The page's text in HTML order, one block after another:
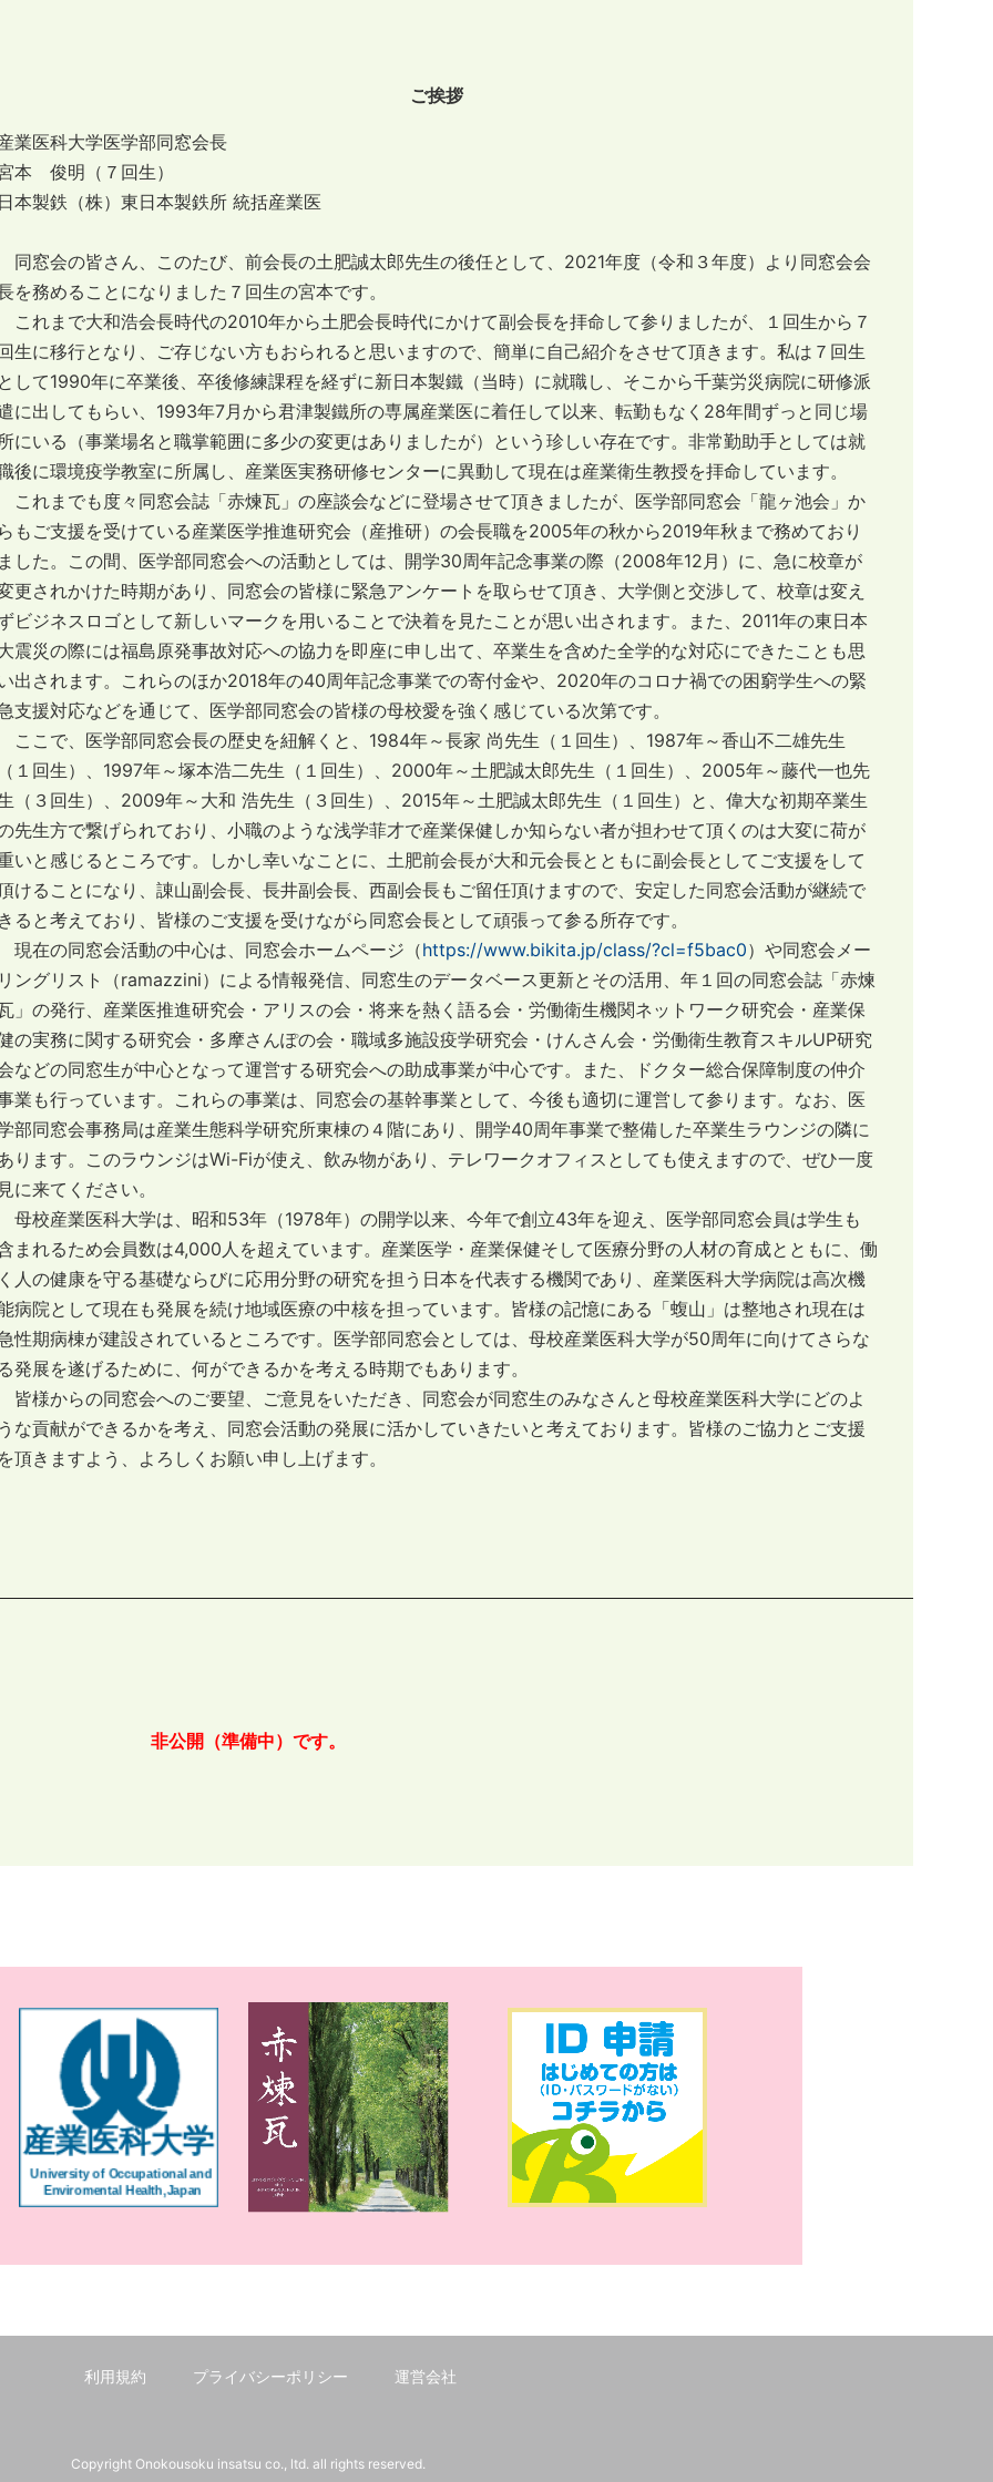
ご挨拶
業医科大学医学部同窓会長
本 俊明（７回生）
本製鉄（株）東日本製鉄所 統括産業医
窓会の皆さん、このたび、前会長の土肥誠太郎先生の後任として、2021年度（令和３年度）より同窓会会
を務めることになりました７回生の宮本です。
れまで大和浩会長時代の2010年から土肥会長時代にかけて副会長を拝命して参りましたが、１回生から７
生に移行となり、ご存じない方もおられると思いますので、簡単に自己紹介をさせて頂きます。私は７回生
して1990年に卒業後、卒後修練課程を経ずに新日本製鐵（当時）に就職し、そこから千葉労災病院に研修派
に出してもらい、1993年7月から君津製鐵所の専属産業医に着任して以来、転勤もなく28年間ずっと同じ場
にいる（事業場名と職掌範囲に多少の変更はありましたが）という珍しい存在です。非常勤助手としては就
後に環境疫学教室に所属し、産業医実務研修センターに異動して現在は産業衛生教授を拝命しています。
れまでも度々同窓会誌「赤煉瓦」の座談会などに登場させて頂きましたが、医学部同窓会「龍ヶ池会」か
もご支援を受けている産業医学推進研究会（産推研）の会長職を2005年の秋から2019年秋まで務めており
した。この間、医学部同窓会への活動としては、開学30周年記念事業の際（2008年12月）に、急に校章が
更されかけた時期があり、同窓会の皆様に緊急アンケートを取らせて頂き、大学側と交渉して、校章は変え
ビジネスロゴとして新しいマークを用いることで決着を見たことが思い出されます。また、2011年の東日本
震災の際には福島原発事故対応への協力を即座に申し出て、卒業生を含めた全学的な対応にできたことも思
出されます。これらのほか2018年の40周年記念事業での寄付金や、2020年のコロナ禍での困窮学生への緊
支援対応などを通じて、医学部同窓会の皆様の母校愛を強く感じている次第です。
こで、医学部同窓会長の歴史を紐解くと、1984年～長家 尚先生（１回生）、1987年～香山不二雄先生
１回生）、1997年～塚本浩二先生（１回生）、2000年～土肥誠太郎先生（１回生）、2005年～藤代一也先
（３回生）、2009年～大和 浩先生（３回生）、2015年～土肥誠太郎先生（１回生）と、偉大な初期卒業生
先生方で繋げられており、小職のような浅学菲才で産業保健しか知らない者が担わせて頂くのは大変に荷が
いと感じるところです。しかし幸いなことに、土肥前会長が大和元会長とともに副会長としてご支援をして
けることになり、諌山副会長、長井副会長、西副会長もご留任頂けますので、安定した同窓会活動が継続で
ると考えており、皆様のご支援を受けながら同窓会長として頑張って参る所存です。
在の同窓会活動の中心は、同窓会ホームページ（https://www.bikita.jp/class/?cl=f5bac0）や同窓会メー
ングリスト（ramazzini）による情報発信、同窓生のデータベース更新とその活用、年１回の同窓会誌「赤煉
」の発行、産業医推進研究会・アリスの会・将来を熱く語る会・労働衛生機関ネットワーク研究会・産業保
の実務に関する研究会・多摩さんぽの会・職域多施設疫学研究会・けんさん会・労働衛生教育スキルUP研究
などの同窓生が中心となって運営する研究会への助成事業が中心です。また、ドクター総合保障制度の仲介
業も行っています。これらの事業は、同窓会の基幹事業として、今後も適切に運営して参ります。なお、医
部同窓会事務局は産業生態科学研究所東棟の４階にあり、開学40周年事業で整備した卒業生ラウンジの隣に
ります。このラウンジはWi-Fiが使え、飲み物があり、テレワークオフィスとしても使えますので、ぜひ一度
に来てください。
校産業医科大学は、昭和53年（1978年）の開学以来、今年で創立43年を迎え、医学部同窓会員は学生も
まれるため会員数は4,000人を超えています。産業医学・産業保健そして医療分野の人材の育成とともに、働
人の健康を守る基礎ならびに応用分野の研究を担う日本を代表する機関であり、産業医科大学病院は高次機
病院として現在も発展を続け地域医療の中核を担っています。皆様の記憶にある「蝮山」は整地され現在は
性期病棟が建設されているところです。医学部同窓会としては、母校産業医科大学が50周年に向けてさらな
発展を遂げるために、何ができるかを考える時期でもあります。
様からの同窓会へのご要望、ご意見をいただき、同窓会が同窓生のみなさんと母校産業医科大学にどのよ
な貢献ができるかを考え、同窓会活動の発展に活かしていきたいと考えております。皆様のご協力とご支援
頂きますよう、よろしくお願い申し上げます。
非公開（準備中）です。
利用規約 プライバシーポリシー 運営会社
Copyright Onokousoku insatsu co., ltd. all rights reserved.